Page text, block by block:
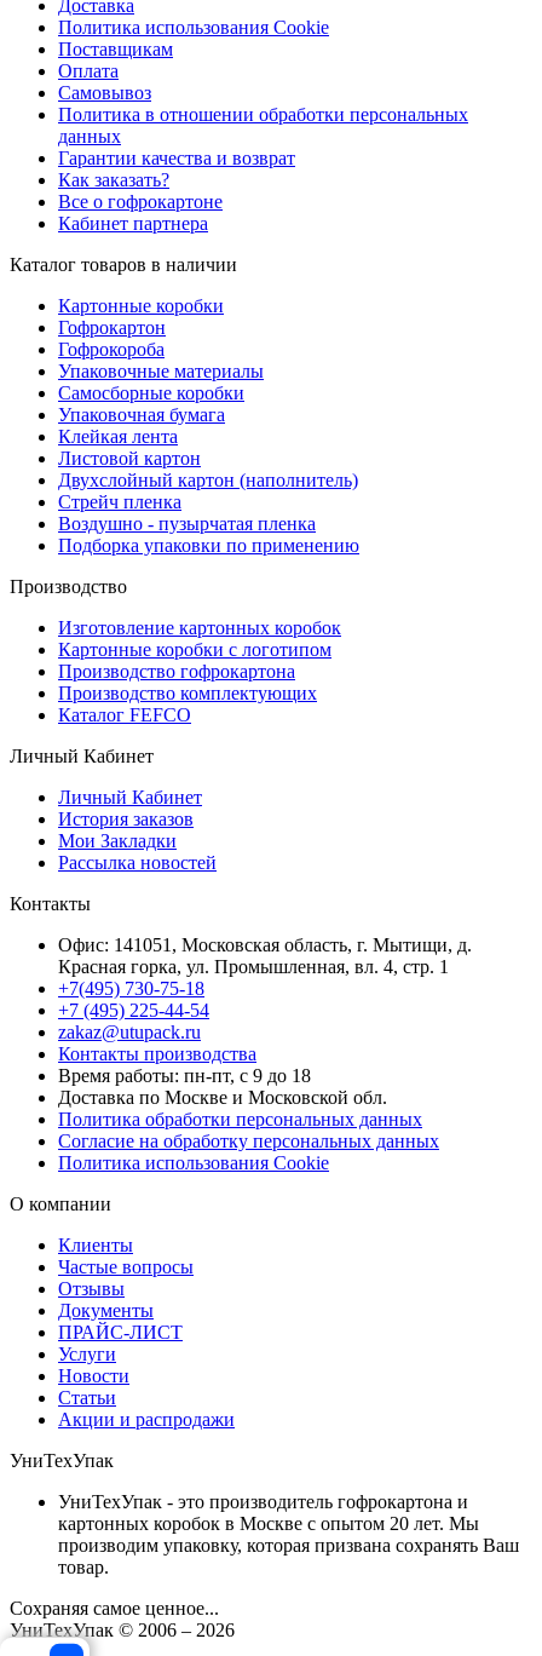
Доставка
Политика использования Cookie
Поставщикам
Оплата
Самовывоз
Политика в отношении обработки персональных
данных
Гарантии качества и возврат
Как заказать?
Все о гофрокартоне
Кабинет партнера
Каталог товаров в наличии
Картонные коробки
Гофрокартон
Гофрокороба
Упаковочные материалы
Самосборные коробки
Упаковочная бумага
Клейкая лента
Листовой картон
Двухслойный картон (наполнитель)
Стрейч пленка
Воздушно - пузырчатая пленка
Подборка упаковки по применению
Производство
Изготовление картонных коробок
Картонные коробки с логотипом
Производство гофрокартона
Производство комплектующих
Каталог FEFCO
Личный Кабинет
Личный Кабинет
История заказов
Мои Закладки
Рассылка новостей
Контакты
Офис: 141051, Московская область, г. Мытищи, д.
Красная горка, ул. Промышленная, вл. 4, стр. 1
+7(495) 730-75-18
+7 (495) 225-44-54
zakaz@utupack.ru
Контакты производства
Время работы: пн-пт, с 9 до 18
Доставка по Москве и Московской обл.
Политика обработки персональных данных
Согласие на обработку персональных данных
Политика использования Cookie
О компании
Клиенты
Частые вопросы
Отзывы
Документы
ПРАЙС-ЛИСТ
Услуги
Новости
Статьи
Акции и распродажи
УниТехУпак
УниТехУпак - это производитель гофрокартона и
картонных коробок в Москве с опытом 20 лет. Мы
производим упаковку, которая призвана сохранять Ваш
товар.
Сохраняя самое ценное...
УниТехУпак © 2006 – 2026